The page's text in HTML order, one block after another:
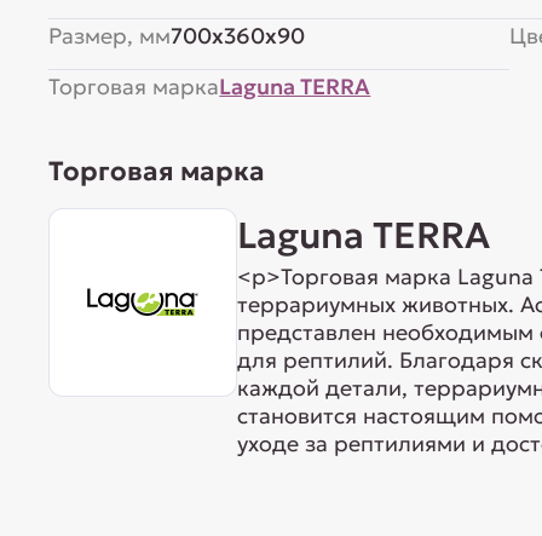
Размер, мм700x360x90
Торговая маркаLaguna TERRA
Торговая марка
Laguna TERRA
<p>Торговая марка
террариумных животных.
представлен
для рептилий. Благодаря
каждой детали,
становится настоящим
уходе за рептилиями и